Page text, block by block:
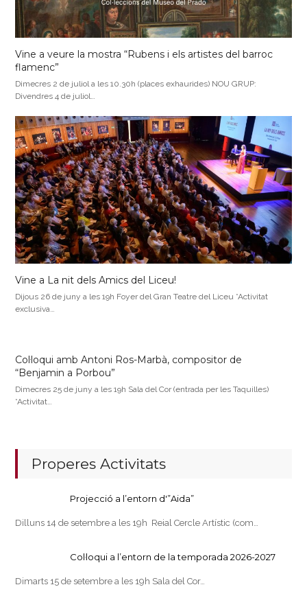
Vine a veure la mostra “Rubens i els artistes del barroc
flamenc”
Dimecres 2 de juliol a les 10.30h (places exhaurides) NOU GRUP:
Divendres 4 de juliol…
Vine a La nit dels Amics del Liceu!
Dijous 26 de juny a les 19h Foyer del Gran Teatre del Liceu *Activitat
exclusiva…
Col·loqui amb Antoni Ros-Marbà, compositor de
“Benjamin a Porbou”
Dimecres 25 de juny a les 19h Sala del Cor (entrada per les Taquilles)
*Activitat…
Properes Activitats
Projecció a l’entorn d'”Aida”
Dilluns 14 de setembre a les 19h Reial Cercle Artístic (com…
Col·loqui a l’entorn de la temporada 2026-2027
Dimarts 15 de setembre a les 19h Sala del Cor…